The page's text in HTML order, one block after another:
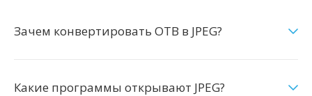
Зачем конвертировать OTB в JPEG?
Какие программы открывают JPEG?